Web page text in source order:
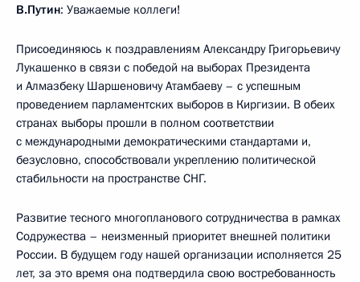
В.Путин: Уважаемые коллеги!
Присоединяюсь к поздравлениям Александру Григорьевичу
Лукашенко в связи с победой на выборах Президента
и Алмазбеку Шаршеновичу Атамбаеву – с успешным
проведением парламентских выборов в Киргизии. В обеих
странах выборы прошли в полном соответствии
с международными демократическими стандартами и,
безусловно, способствовали укреплению политической
стабильности на пространстве СНГ.
Развитие тесного многопланового сотрудничества в рамках
Содружества – неизменный приоритет внешней политики
России. В будущем году нашей организации исполняется 25
лет, за это время она подтвердила свою востребованность